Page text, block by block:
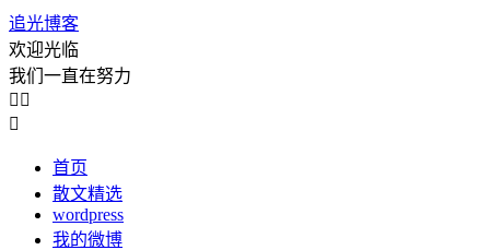
追光博客
欢迎光临
我们一直在努力
 

首页
散文精选
wordpress
我的微博